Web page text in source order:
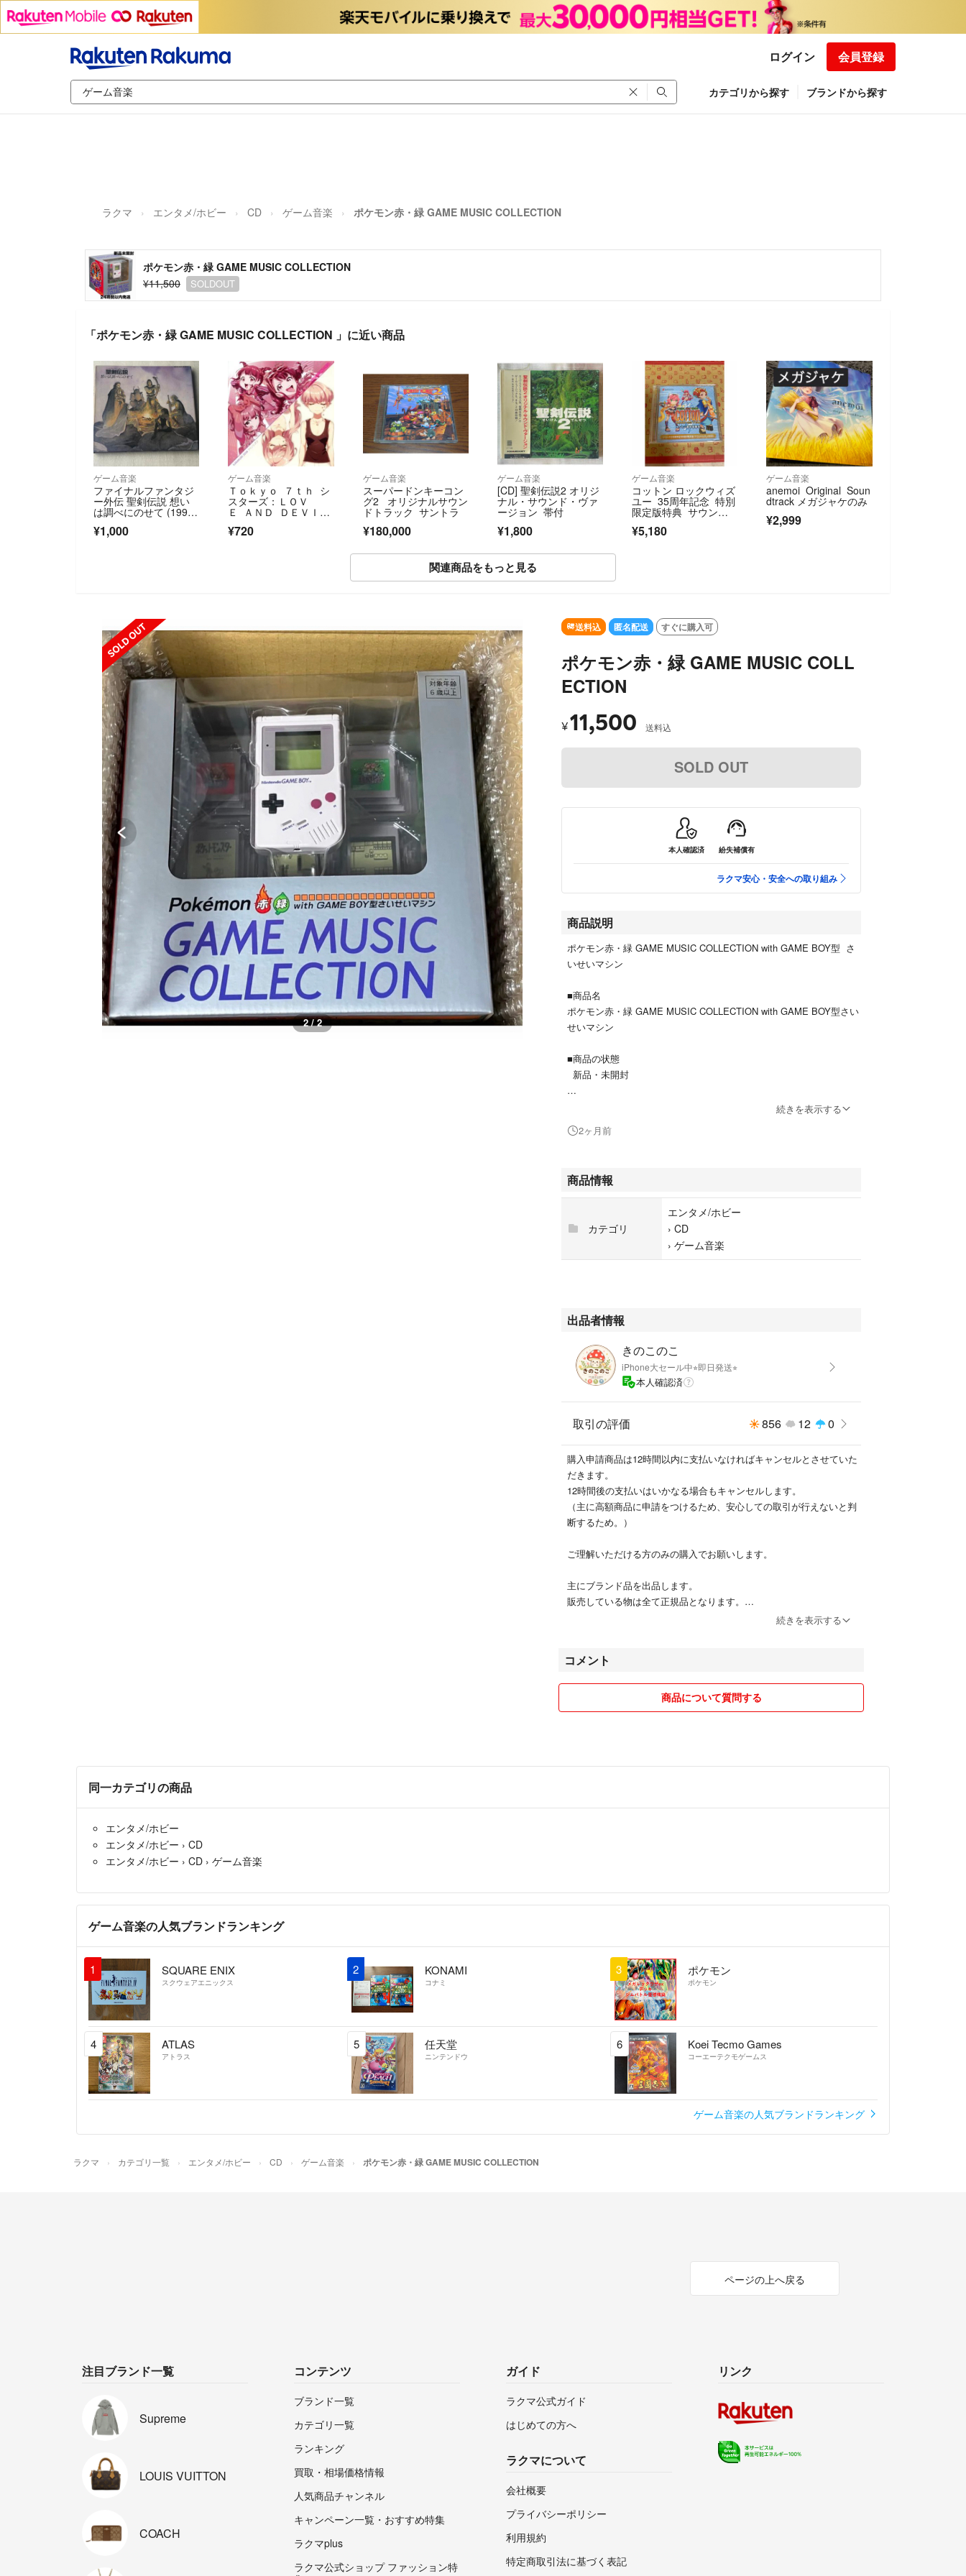
ログイン 会員登録
カテゴリから探す ブランドから探す
ラクマ エンタメ/ホビー CD ゲーム音楽 ポケモン赤・緑 GAME MUSIC COLLECTION
ポケモン赤・緑 GAME MUSIC COLLECTION
¥11,500
SOLDOUT
「ポケモン赤・緑 GAME MUSIC COLLECTION 」に近い商品
ゲーム音楽
ファイナルファンタジ
ー外伝 聖剣伝説 想い
は調べにのせて (1991
年)
¥1,000
ゲーム音楽
Ｔｏｋｙｏ ７ｔｈ シ
スターズ：ＬＯＶ
Ｅ ＡＮＤ ＤＥＶＩＬ
限定盤）
¥720
ゲーム音楽
スーパードンキーコン
グ2 オリジナルサウン
ドトラック サントラ
¥180,000
ゲーム音楽
[CD] 聖剣伝説2 オリジ
ナル・サウンド・ヴァ
ージョン 帯付
¥1,800
ゲーム音楽
コットン ロックウィズ
ユー 35周年記念 特別
限定版特典 サウンド
トラックCD
¥5,180
ゲーム音楽
anemoi Original Soun
dtrack メガジャケのみ
¥2,999
関連商品をもっと見る
1 / 2
送料込 匿名配送 すぐに購入可
ポケモン赤・緑 GAME MUSIC COLL
ECTION
¥11,500 送料込
SOLD OUT
本人確認済 紛失補償有
ラクマ安心・安全への取り組み
商品説明
ポケモン赤・緑 GAME MUSIC COLLECTION with GAME BOY型 さ
いせいマシン
■商品名
ポケモン赤・緑 GAME MUSIC COLLECTION with GAME BOY型さい
せいマシン
■商品の状態
新品・未開封
tyle Player
Brand New / Factory Sealed
This is a special game music collection from Pokmon Red & Green, fe
aturing a Game Boy-style music player. A must-have item for Pokmo
n fans and collectors.
続きを表示する
2ヶ月前
商品情報
カテゴリ
エンタメ/ホビー
› CD
› ゲーム音楽
出品者情報
きのこのこ
iPhone大セール中⭐︎即日発送⭐︎
本人確認済
取引の評価 856 12 0
購入申請商品は12時間以内に支払いなければキャンセルとさせていた
だきます。
12時間後の支払いはいかなる場合もキャンセルします。
（主に高額商品に申請をつけるため、安心しての取引が行えないと判
断するため。）
ご理解いただける方のみの購入でお願いします。
主にブランド品を出品します。
販売している物は全て正規品となります。
います。
①無言購入OKとなります。
※ただし取引の際はやりとりをお願いします。
最後になりますが
発送後のキャンセル、返品返金は対応致し兼ねますので、予めご了承
宜しくお願い致します★
続きを表示する
コメント
商品について質問する
同一カテゴリの商品
エンタメ/ホビー
エンタメ/ホビー › CD
エンタメ/ホビー › CD › ゲーム音楽
ゲーム音楽の人気ブランドランキング
1 SQUARE ENIX
スクウェアエニックス
2 KONAMI
コナミ
3 ポケモン
ポケモン
4 ATLAS
アトラス
5 任天堂
ニンテンドウ
6 Koei Tecmo Games
コーエーテクモゲームス
ゲーム音楽の人気ブランドランキング
ラクマ カテゴリ一覧 エンタメ/ホビー CD ゲーム音楽 ポケモン赤・緑 GAME MUSIC COLLECTION
ページの上へ戻る
注目ブランド一覧
Supreme
LOUIS VUITTON
COACH
コンテンツ
ブランド一覧
カテゴリ一覧
ランキング
買取・相場価格情報
人気商品チャンネル
キャンペーン一覧・おすすめ特集
ラクマplus
ラクマ公式ショップ ファッション特
ガイド
ラクマ公式ガイド
はじめての方へ
ラクマについて
会社概要
プライバシーポリシー
利用規約
特定商取引法に基づく表記
リンク